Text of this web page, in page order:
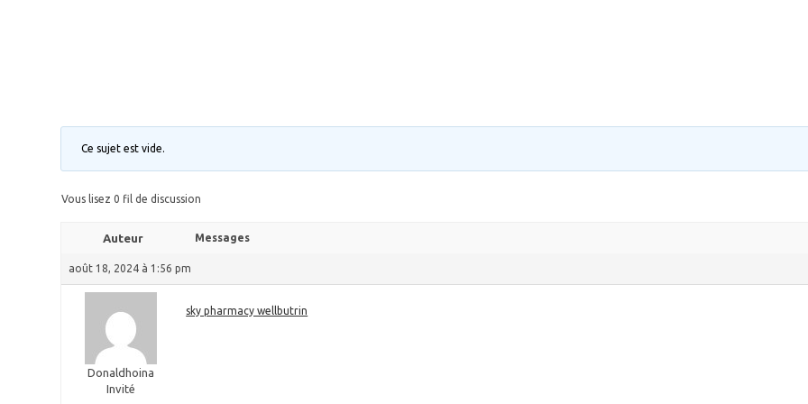
Ce sujet est vide.
Vous lisez 0 fil de discussion
Auteur Messages
août 18, 2024 à 1:56 pm
Donaldhoina
Invité
sky pharmacy wellbutrin